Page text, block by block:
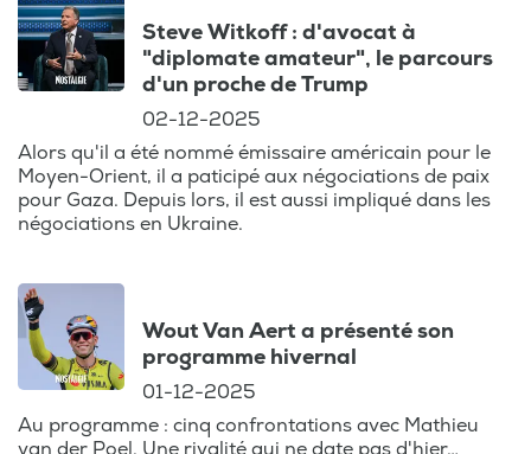
Redécouvrez également le portrait de
personnalités telles que :
Jean-Paul Belmondo : L'icône du cinéma
français, récemment décédé, a laissé un
héritage cinématographique inégalé. Son
portrait revient sur ses rôles
emblématiques et son influence sur le
Catherine Deneuve : Actrice légendaire,
Catherine Deneuve continue de briller par
son talent et sa présence sur grand écran.
Découvrez sa carrière et ses contributions
Steve Witkoff : d'avocat à
"diplomate amateur", le parcours
d'un proche de Trump
02-12-2025
Alors qu'il a été nommé émissaire américain pour le
Moyen-Orient, il a paticipé aux négociations de paix
pour Gaza. Depuis lors, il est aussi impliqué dans les
négociations en Ukraine.
Wout Van Aert a présenté son
programme hivernal
01-12-2025
Au programme : cinq confrontations avec Mathieu
van der Poel. Une rivalité qui ne date pas d'hier…